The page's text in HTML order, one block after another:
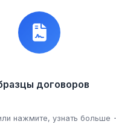
договоров
нажмите, узнать больше
купли-продажи
Скачать образцы